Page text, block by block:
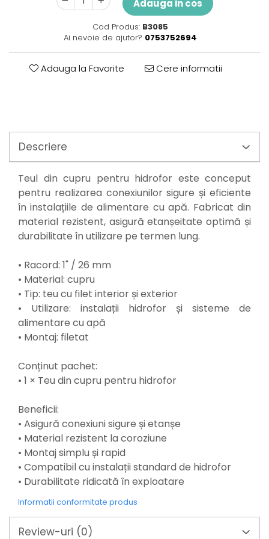
Pompă, hidrofor
Hidrofoare
Presostate/Regulatoare de
Rindele electrice
Accesorii rindele
Accesorii pentru polizor
Accesorii scule electrice
Compresoare aer
Fierastrau sabie
Fierăstrău circular
Mixere mortar
Motoare electrice
Pistoale de bătut cuie
Polizoare
Seturi aparate electrice
Testere electrice
Vibratoare pentru beton
Scule manuale
Aparate de Tăiat Gresie
Briceag multifuncțional
Ciocan
Clești
Dălți pentru Lemn
Menghine
Scule pentru grădină
Adauga in cos
Cod Produs: B3085
Ai nevoie de ajutor? 0753752694
Adauga la Favorite Cere informatii
Descriere
Teul din cupru pentru hidrofor este conceput
pentru realizarea conexiunilor sigure și eficiente
în instalațiile de alimentare cu apă. Fabricat din
material rezistent, asigură etanșeitate optimă și
durabilitate în utilizare pe termen lung.
• Racord: 1" / 26 mm
• Material: cupru
• Tip: teu cu filet interior și exterior
• Utilizare: instalații hidrofor și sisteme de
alimentare cu apă
• Montaj: filetat
Conținut pachet:
• 1 × Teu din cupru pentru hidrofor
Beneficii:
• Asigură conexiuni sigure și etanșe
• Material rezistent la coroziune
• Montaj simplu și rapid
• Compatibil cu instalații standard de hidrofor
• Durabilitate ridicată în exploatare
Informatii conformitate produs
Review-uri (0)